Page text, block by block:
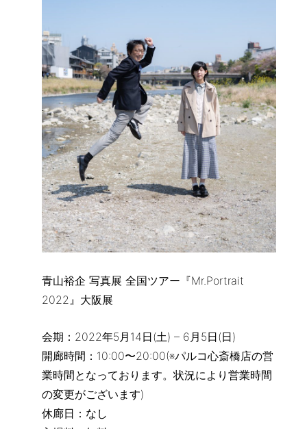
青山裕企 写真展 全国ツアー『Mr.Portrait
2022』大阪展
会期：2022年5月14日(土) – 6月5日(日)
開廊時間：10:00〜20:00(※パルコ心斎橋店の営
業時間となっております。状況により営業時間
の変更がございます)
休廊日：なし